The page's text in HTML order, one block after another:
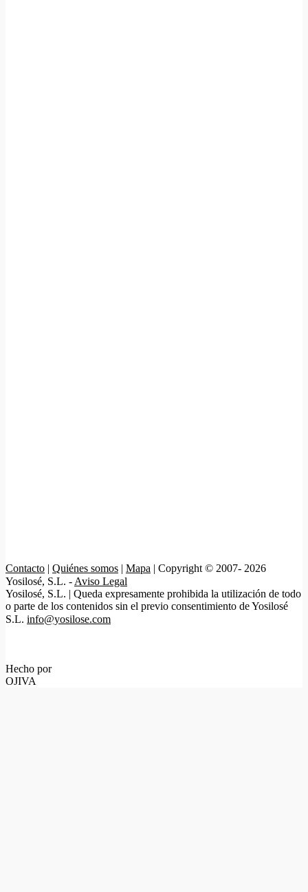
Contacto | Quiénes somos | Mapa | Copyright © 2007- 2026
Yosilosé, S.L. - Aviso Legal
Yosilosé, S.L. | Queda expresamente prohibida la utilización de todo
o parte de los contenidos sin el previo consentimiento de Yosilosé
S.L. info@yosilose.com
Hecho por
OJIVA